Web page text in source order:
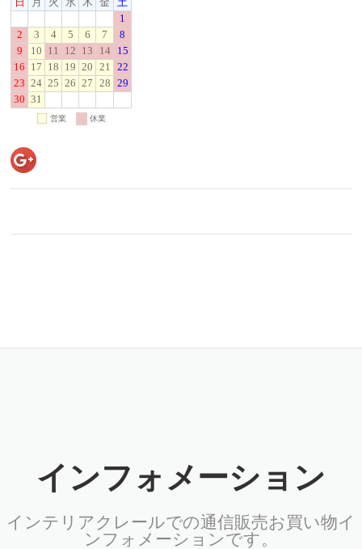
インフォメーション
インテリアクレールでの通信販売お買い物イ
ンフォメーションです。